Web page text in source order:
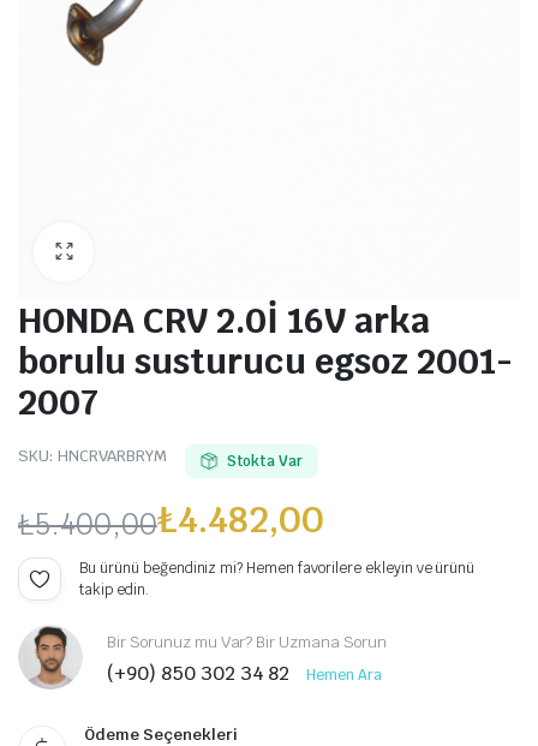
HONDA CRV 2.0İ 16V arka
borulu susturucu egsoz 2001-
2007
SKU: HNCRVARBRYM Stokta Var
₺5.400,00
Orijinal
fiyat:
₺5.400,00.
₺4.482,00
Şu
andaki
fiyat:
₺4.482,00.
Bu ürünü beğendiniz mi? Hemen favorilere ekleyin ve ürünü
takip edin.
Bir Sorunuz mu Var? Bir Uzmana Sorun
(+90) 850 302 34 82 Hemen Ara
Ödeme Seçenekleri